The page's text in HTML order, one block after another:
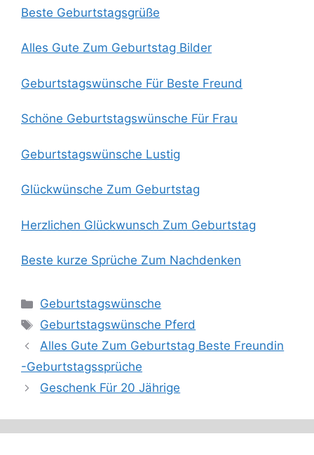
Beste Geburtstagsgrüße
Alles Gute Zum Geburtstag Bilder
Geburtstagswünsche Für Beste Freund
Schöne Geburtstagswünsche Für Frau
Geburtstagswünsche Lustig
Glückwünsche Zum Geburtstag
Herzlichen Glückwunsch Zum Geburtstag
Beste kurze Sprüche Zum Nachdenken
Categories
Geburtstagswünsche
Tags
Geburtstagswünsche Pferd
Alles Gute Zum Geburtstag Beste Freundin
-Geburtstagssprüche
Geschenk Für 20 Jährige